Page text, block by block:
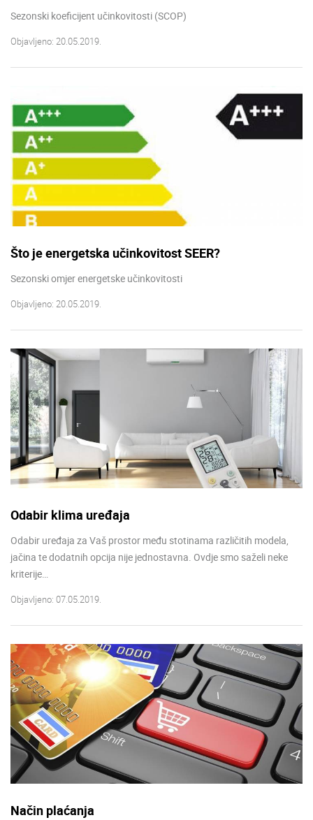
Sezonski koeficijent učinkovitosti (SCOP)
Objavljeno: 20.05.2019.
Što je energetska učinkovitost SEER?
Sezonski omjer energetske učinkovitosti
Objavljeno: 20.05.2019.
Odabir klima uređaja
Odabir uređaja za Vaš prostor među stotinama različitih modela,
jačina te dodatnih opcija nije jednostavna. Ovdje smo saželi neke
kriterije…
Objavljeno: 07.05.2019.
Način plaćanja